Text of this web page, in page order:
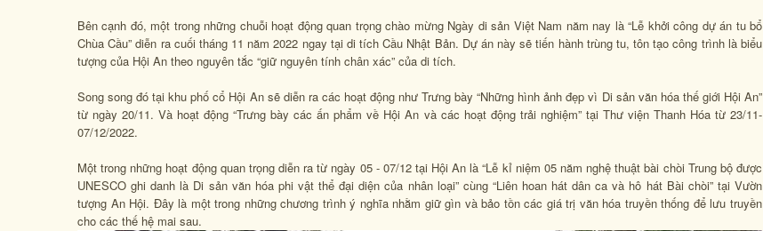
Bên cạnh đó, một trong những chuỗi hoạt động quan trọng chào mừng Ngày di sản Việt Nam năm nay là “Lễ khởi công dự án tu bổ
Chùa Cầu” diễn ra cuối tháng 11 năm 2022 ngay tại di tích Cầu Nhật Bản. Dự án này sẽ tiến hành trùng tu, tôn tạo công trình là biểu
tượng của Hội An theo nguyên tắc “giữ nguyên tính chân xác” của di tích.
Song song đó tại khu phố cổ Hội An sẽ diễn ra các hoạt động như Trưng bày “Những hình ảnh đẹp vì Di sản văn hóa thế giới Hội An”
từ ngày 20/11. Và hoạt động “Trưng bày các ấn phẩm về Hội An và các hoạt động trải nghiệm” tại Thư viện Thanh Hóa từ 23/11-
07/12/2022.
Một trong những hoạt động quan trọng diễn ra từ ngày 05 - 07/12 tại Hội An là “Lễ kỉ niệm 05 năm nghệ thuật bài chòi Trung bộ được
UNESCO ghi danh là Di sản văn hóa phi vật thể đại diện của nhân loại” cùng “Liên hoan hát dân ca và hô hát Bài chòi” tại Vườn
tượng An Hội. Đây là một trong những chương trình ý nghĩa nhằm giữ gìn và bảo tồn các giá trị văn hóa truyền thống để lưu truyền
cho các thế hệ mai sau.